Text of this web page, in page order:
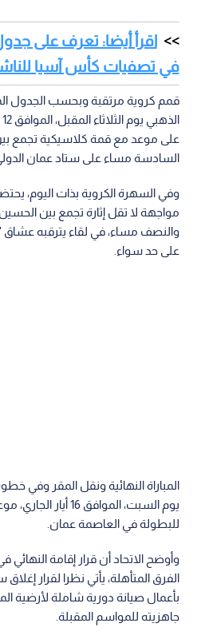
اقرأ أيضا: تعرف على
في تصفيات كأس آسيا
قمم كروية مرتقبة وبحسب الجدول
على موعد مع قمة كلاسيكية تجمع
السادسة مساء على ستاد عمان
وفي السهرة الكروية بذات اليوم،
مواجهة لا تقل إثارة تجمع بين
والنصف مساء، في لقاء يترقبه
على حد سواء.
المباراة النهائية ونقل المقر وفي
يوم السبت، الموافق 16
للبطولة في العاصمة عمان.
وأوضح الاتحاد أن قرار إقامة
الفرق المتأهلة، يأتي نظرا لقرار
بأعمال صيانة دورية شاملة لأرضية
جاهزيته للمواسم المقبلة.